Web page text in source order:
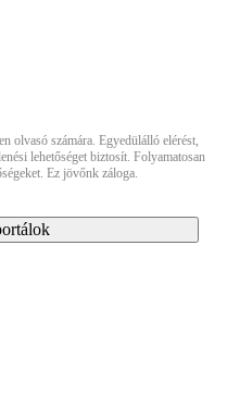
olvasó számára. Egyedülálló elérést,
lehetőséget biztosít. Folyamatosan
Ez jövőnk záloga.